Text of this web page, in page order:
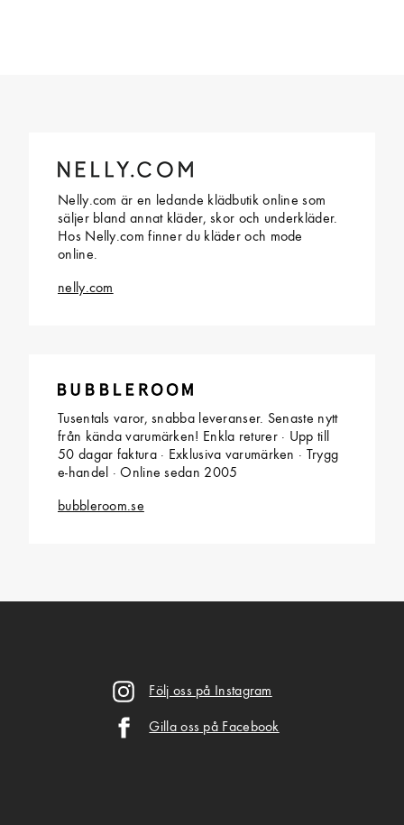
Nelly.com är en ledande klädbutik online som
säljer bland annat kläder, skor och underkläder.
Hos Nelly.com finner du kläder och mode
online.
nelly.com
Tusentals varor, snabba leveranser. Senaste nytt
från kända varumärken! Enkla returer · Upp till
50 dagar faktura · Exklusiva varumärken · Trygg
e-handel · Online sedan 2005
bubbleroom.se
Följ oss på Instagram
Gilla oss på Facebook